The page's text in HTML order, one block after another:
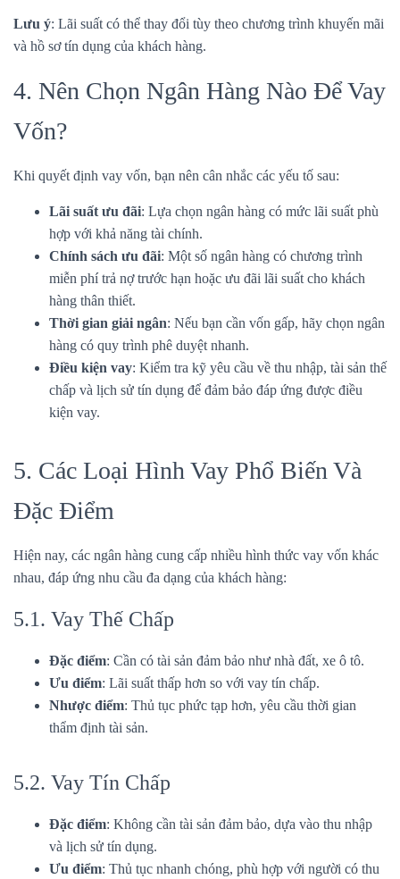
Lưu ý: Lãi suất có thể thay đổi tùy theo chương trình khuyến mãi
và hồ sơ tín dụng của khách hàng.
4. Nên Chọn Ngân Hàng Nào Để Vay
Vốn?
Khi quyết định vay vốn, bạn nên cân nhắc các yếu tố sau:
Lãi suất ưu đãi: Lựa chọn ngân hàng có mức lãi suất phù
hợp với khả năng tài chính.
Chính sách ưu đãi: Một số ngân hàng có chương trình
miễn phí trả nợ trước hạn hoặc ưu đãi lãi suất cho khách
hàng thân thiết.
Thời gian giải ngân: Nếu bạn cần vốn gấp, hãy chọn ngân
hàng có quy trình phê duyệt nhanh.
Điều kiện vay: Kiểm tra kỹ yêu cầu về thu nhập, tài sản thế
chấp và lịch sử tín dụng để đảm bảo đáp ứng được điều
kiện vay.
5. Các Loại Hình Vay Phổ Biến Và
Đặc Điểm
Hiện nay, các ngân hàng cung cấp nhiều hình thức vay vốn khác
nhau, đáp ứng nhu cầu đa dạng của khách hàng:
5.1. Vay Thế Chấp
Đặc điểm: Cần có tài sản đảm bảo như nhà đất, xe ô tô.
Ưu điểm: Lãi suất thấp hơn so với vay tín chấp.
Nhược điểm: Thủ tục phức tạp hơn, yêu cầu thời gian
thẩm định tài sản.
5.2. Vay Tín Chấp
Đặc điểm: Không cần tài sản đảm bảo, dựa vào thu nhập
và lịch sử tín dụng.
Ưu điểm: Thủ tục nhanh chóng, phù hợp với người có thu